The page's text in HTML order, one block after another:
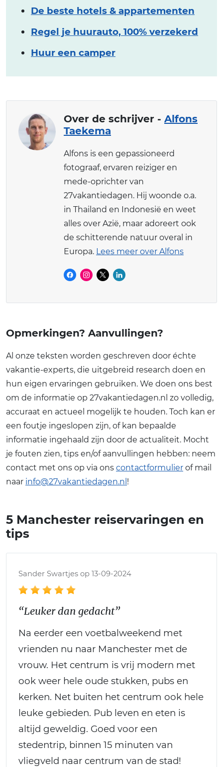
De beste hotels & appartementen
Regel je huurauto, 100% verzekerd
Huur een camper
Over de schrijver - Alfons
Taekema
Alfons is een gepassioneerd
fotograaf, ervaren reiziger en
mede-oprichter van
27vakantiedagen. Hij woonde o.a.
in Thailand en Indonesië en weet
alles over Azië, maar adoreert ook
de schitterende natuur overal in
Europa. Lees meer over Alfons
Opmerkingen? Aanvullingen?
Al onze teksten worden geschreven door échte
vakantie-experts, die uitgebreid research doen en
hun eigen ervaringen gebruiken. We doen ons best
om de informatie op 27vakantiedagen.nl zo volledig,
accuraat en actueel mogelijk te houden. Toch kan er
een foutje ingeslopen zijn, of kan bepaalde
informatie ingehaald zijn door de actualiteit. Mocht
je fouten zien, tips en/of aanvullingen hebben: neem
contact met ons op via ons contactformulier of mail
naar info@27vakantiedagen.nl !
5 Manchester reiservaringen en
tips
Sander Swartjes op 13-09-2024
“Leuker dan gedacht”
Na eerder een voetbalweekend met
vrienden nu naar Manchester met de
vrouw. Het centrum is vrij modern met
ook weer hele oude stukken, pubs en
kerken. Net buiten het centrum ook hele
leuke gebieden. Pub leven en eten is
altijd geweldig. Goed voor een
stedentrip, binnen 15 minuten van
vliegveld naar centrum van de stad!